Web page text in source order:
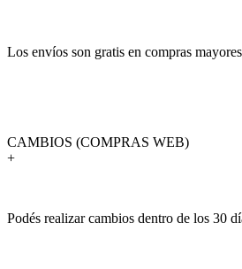
Los envíos son gratis en compras
CAMBIOS (COMPRAS WEB)
+
Podés realizar cambios dentro de los 30